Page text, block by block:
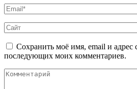
Сохранить моё имя, email и адрес
последующих моих комментариев.